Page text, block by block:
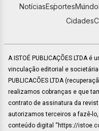
NotíciasEsportesMundo
Cidades
A ISTOÉ PUBLICAÇÕES LTDA
vinculação editorial e societária
PUBLICACÕES LTDA
realizamos cobranças e que
contrato de assinatura da
autorizamos terceiros a fazê-
conteúdo digital “https://